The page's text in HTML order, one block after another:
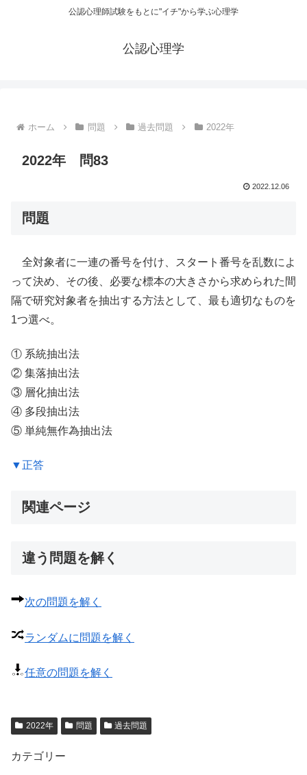
公認心理師試験をもとに"イチ"から学ぶ心理学
公認心理学
ホーム 問題 過去問題 2022年
2022年 問83
2022.12.06
問題
全対象者に一連の番号を付け、スタート番号を乱数によ
って決め、その後、必要な標本の大きさから求められた間
隔で研究対象者を抽出する方法として、最も適切なものを
1つ選べ。
① 系統抽出法
② 集落抽出法
③ 層化抽出法
④ 多段抽出法
⑤ 単純無作為抽出法
▼正答
関連ページ
違う問題を解く
次の問題を解く
ランダムに問題を解く
任意の問題を解く
2022年 問題 過去問題
カテゴリー